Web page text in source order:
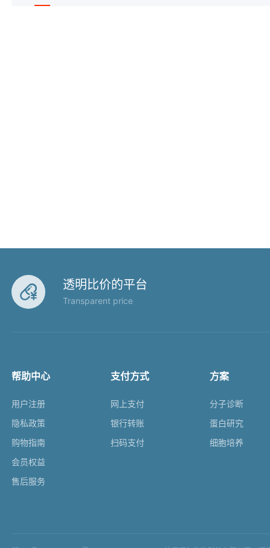
 透明比价的平台
Transparent price
帮助中心
用户注册
隐私政策
购物指南
会员权益
售后服务
支付方式
网上支付
银行转账
扫码支付
方案
分子诊断
蛋白研究
细胞培养